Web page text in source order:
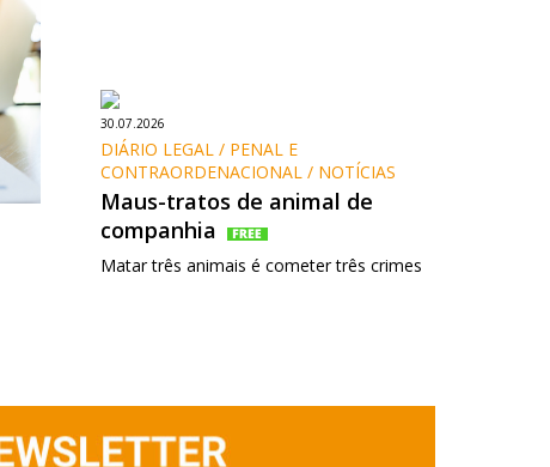
30.07.2026
DIÁRIO LEGAL / PENAL E
CONTRAORDENACIONAL / NOTÍCIAS
Maus-tratos de animal de
companhia
Matar três animais é cometer três crimes